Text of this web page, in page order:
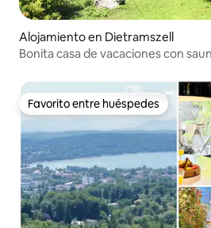
Alojamiento en Dietramszell
Bonita casa de vacaciones con
Favorito entre huéspedes
Favorito entre huéspedes